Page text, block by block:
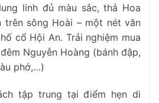
linh đủ màu sắc, thả Hoa
trên sông Hoài – một nét văn
cổ Hội An. Trải nghiệm mua
Nguyễn Hoàng (bánh đập,
phớ,…)
tập trung tại điểm hẹn di